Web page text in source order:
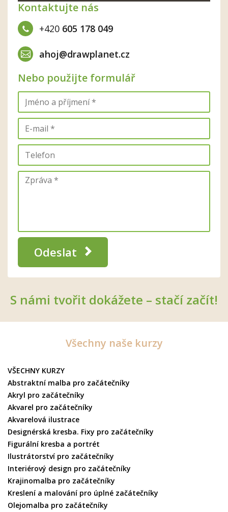
Kontaktujte nás
+420 605 178 049
ahoj@drawplanet.cz
Nebo použijte formulář
Odeslat
S námi tvořit dokážete – stačí začít!
Všechny naše kurzy
VŠECHNY KURZY
Abstraktní malba pro začátečníky
Akryl pro začátečníky
Akvarel pro začátečníky
Akvarelová ilustrace
Designérská kresba. Fixy pro začátečníky
Figurální kresba a portrét
Ilustrátorství pro začátečníky
Interiérový design pro začátečníky
Krajinomalba pro začátečníky
Kreslení a malování pro úplné začátečníky
Olejomalba pro začátečníky